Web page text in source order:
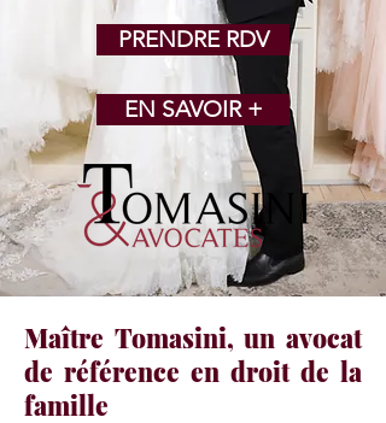
PRENDRE RDV
EN SAVOIR +
Maître Tomasini, un avocat
de référence en droit de la
famille